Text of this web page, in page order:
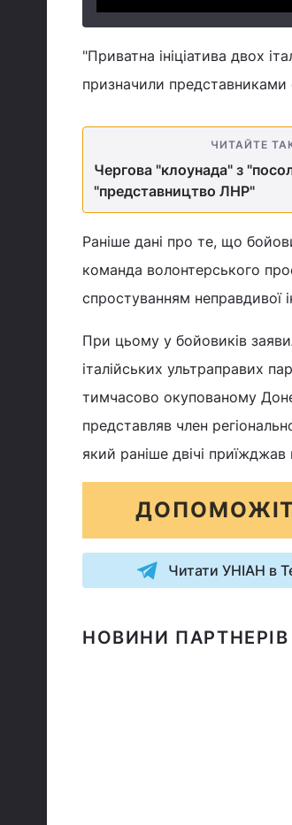
"Приватна ініціатива двох
призначили представниками
ЧИТАЙТЕ
Чергова "клоунада" з
"представництво ЛНР"
Раніше дані про те, що
команда волонтерського
спростуванням неправдивої
При цьому у бойовиків
італійських ультраправих
тимчасово окупованому
представляв член
який раніше двічі
Читати УНІАН в
НОВИНИ ПАРТНЕРІВ